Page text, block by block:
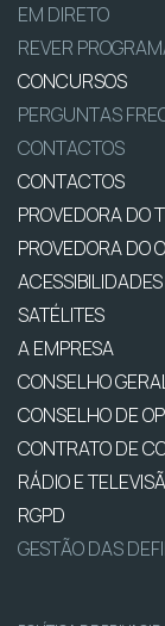
EM DIRETO
REVER
CONCURSOS
PERGUNTAS
CONTACTOS
CONTACTOS
PROVEDORA DO
PROVEDORA DO
ACESSIBILIDADES
SATÉLITES
A EMPRESA
CONSELHO
CONSELHO DE
CONTRATO DE
RÁDIO E
RGPD
GESTÃO DAS